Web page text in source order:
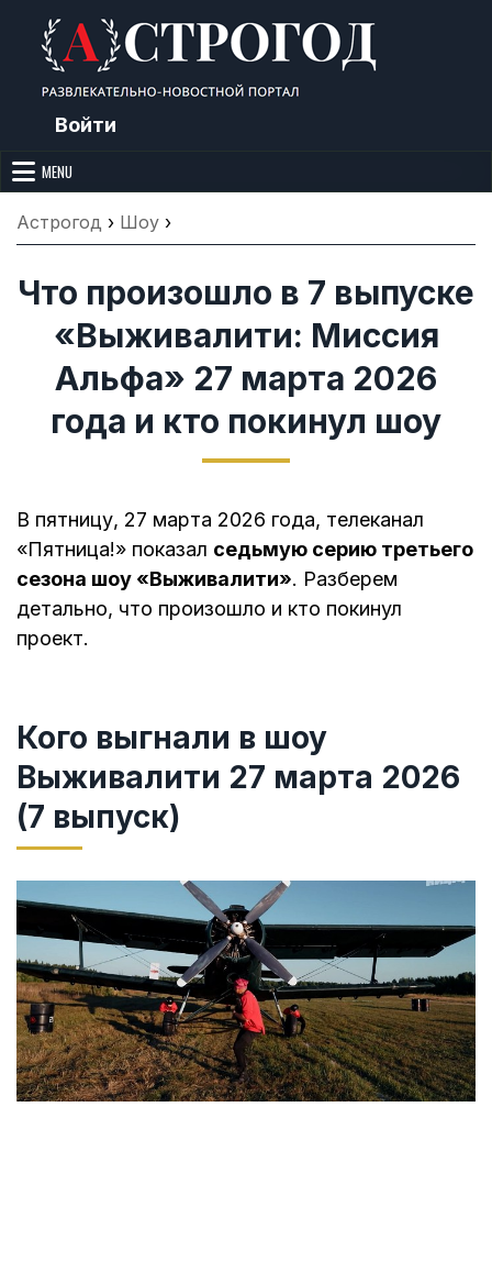
content
Войти
Астрогод: Праздники сегодня,
Лунный календарь, Приметы,
Что нельзя делать, Гороскопы и
Сонник
приметы, точный гороскоп и толкование снов. Читайте, что можно и
MENU
Астрогод › Шоу ›
Что произошло в 7 выпуске
«Выживалити: Миссия
Альфа» 27 марта 2026
года и кто покинул шоу
В пятницу, 27 марта 2026 года, телеканал
«Пятница!» показал седьмую серию третьего
сезона шоу «Выживалити». Разберем
детально, что произошло и кто покинул
проект.
Кого выгнали в шоу
Выживалити 27 марта 2026
(7 выпуск)